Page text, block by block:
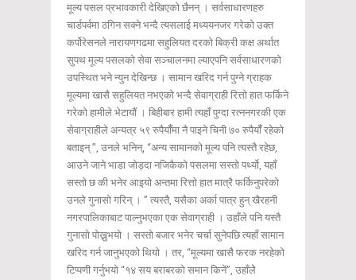
मूल्य पसल प्रभावकारी देखिएको छैनन् । सर्वसाधारणहरु
चार्डपर्वमा ठगिन सक्ने भन्दै त्यसलाई मध्ययनजर गरेको उक्त
कर्पोरेसनले नारायणगढमा सहुलियत दरको बिक्री कक्ष अर्थात
सुपथ मूल्य पसलको सेवा सञ्चालनमा ल्याएपनि सर्वसाधारणको
उपस्थित भने न्युन देखिन्छ । सामान खरिद गर्न पुग्ने ग्राहक
मूल्यमा खासै सहुलियत नभएको भन्दै सेवाग्राही रित्तो हात फर्किने
गरेको हामीले भेटायौं । बिहीबार हामी त्यहाँ पुग्दा रत्ननगरकी एक
सेवाग्राहीले अन्यत्र ५९ रुपैयाँँमा नै पाइने चिनी ७० रुपैयाँँ रहेको
बताइन् ”, उनले भनिन्, “अन्य सामानको मूल्य पनि त्यस्तै रहेछ,
आउने जाने भाडा जोड्दा नजिकैको पसलमा सस्तो पर्थ्यो, यहाँ
सस्तो छ की भनेर आइयो अन्तमा रित्तो हात मात्रै फर्किनुपरेको
उनले गुनासो गरिन् । ” त्यस्तै, यसैका अर्का पात्र हुन् खैरहनी
नगरपालिकाबाट पाल्नुभएका एक सेवाग्राही । उहाँले पनि यस्तै
गुनासो पोख्नुभयो । सस्तो बजार भनेर चर्चा सुनेपछि त्यहाँ सामान
खरिद गर्न जानुभएको थियो । तर, “मूल्यमा खासै फरक नरहेको
टिप्पणी गर्नुभयो “१४ सय बराबरको समान किनें”, उहाँलेे